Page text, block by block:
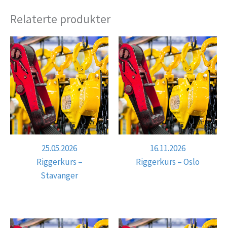
Relaterte produkter
25.05.2026
Riggerkurs –
Stavanger
16.11.2026
Riggerkurs – Oslo